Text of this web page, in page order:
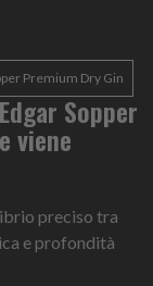
Premium Dry Gin
Sopper
viene
preciso tra
e profondità